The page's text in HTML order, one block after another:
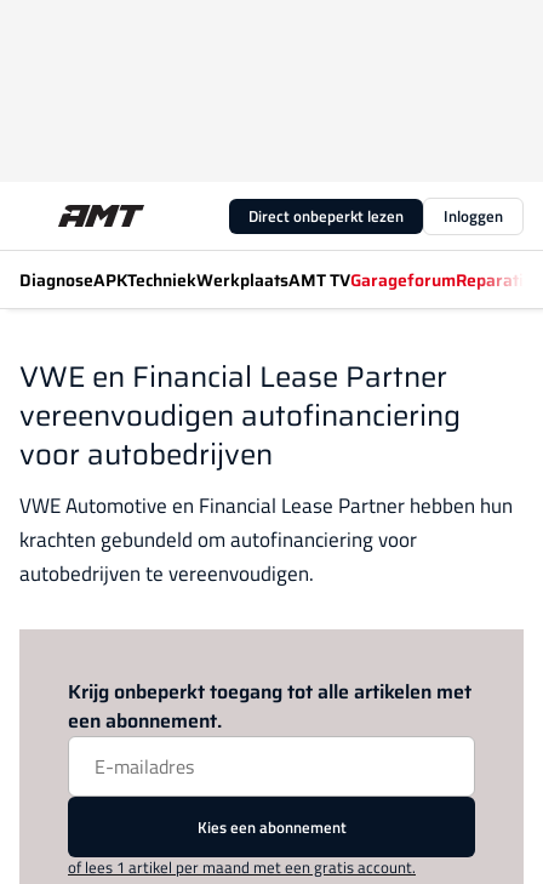
Direct onbeperkt lezen Inloggen
DiagnoseAPKTechniekWerkplaatsAMT TVGarageforum
VWE en Financial Lease Partner
vereenvoudigen autofinanciering
voor autobedrijven
VWE Automotive en Financial Lease Partner hebben hun
krachten gebundeld om autofinanciering voor
autobedrijven te vereenvoudigen.
Krijg onbeperkt toegang tot alle artikelen met
een abonnement.
Kies een abonnement
of lees 1 artikel per maand met een gratis account.